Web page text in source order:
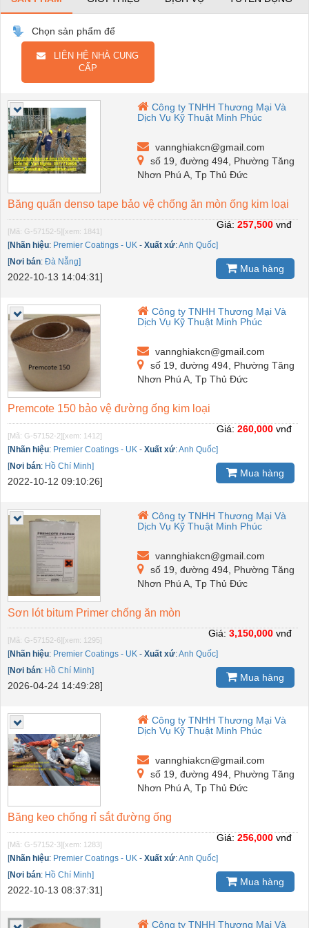
Chọn sản phẩm để
LIÊN HỆ NHÀ CUNG
CẤP
Công ty TNHH Thương Mại Và
Dịch Vụ Kỹ Thuật Minh Phúc
vannghiakcn@gmail.com
số 19, đường 494, Phường Tăng
Nhơn Phú A, Tp Thủ Đức
Băng quấn denso tape bảo vệ chống ăn mòn ống kim loại
[Mã: G-57152-5][xem: 1841]
[Nhãn hiệu: Premier Coatings - UK - Xuất xứ:Anh Quốc]
[Nơi bán: Đà Nẵng]
2022-10-13 14:04:31]
Giá: 257,500 vnđ
Mua hàng
Công ty TNHH Thương Mại Và
Dịch Vụ Kỹ Thuật Minh Phúc
vannghiakcn@gmail.com
số 19, đường 494, Phường Tăng
Nhơn Phú A, Tp Thủ Đức
Premcote 150 bảo vệ đường ống kim loại
[Mã: G-57152-2][xem: 1412]
[Nhãn hiệu: Premier Coatings - UK - Xuất xứ:Anh Quốc]
[Nơi bán: Hồ Chí Minh]
2022-10-12 09:10:26]
Giá: 260,000 vnđ
Mua hàng
Công ty TNHH Thương Mại Và
Dịch Vụ Kỹ Thuật Minh Phúc
vannghiakcn@gmail.com
số 19, đường 494, Phường Tăng
Nhơn Phú A, Tp Thủ Đức
Sơn lót bitum Primer chống ăn mòn
[Mã: G-57152-6][xem: 1295]
[Nhãn hiệu: Premier Coatings - UK - Xuất xứ:Anh Quốc]
[Nơi bán: Hồ Chí Minh]
2026-04-24 14:49:28]
Giá: 3,150,000 vnđ
Mua hàng
Công ty TNHH Thương Mại Và
Dịch Vụ Kỹ Thuật Minh Phúc
vannghiakcn@gmail.com
số 19, đường 494, Phường Tăng
Nhơn Phú A, Tp Thủ Đức
Băng keo chống rỉ sắt đường ống
[Mã: G-57152-3][xem: 1283]
[Nhãn hiệu: Premier Coatings - UK - Xuất xứ:Anh Quốc]
[Nơi bán: Hồ Chí Minh]
2022-10-13 08:37:31]
Giá: 256,000 vnđ
Mua hàng
Công ty TNHH Thương Mại Và